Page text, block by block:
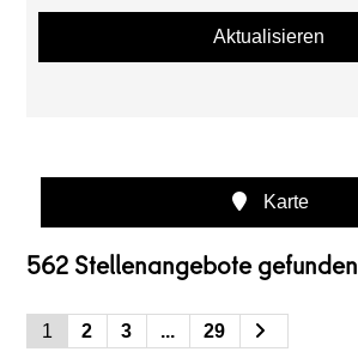
Aktualisieren
Karte
562 Stellenangebote gefunden
1 2 3 ... 29